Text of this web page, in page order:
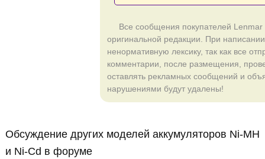
Все сообщения покупателей
оригинальной редакции. При
ненормативную лексику, так как все
комментарии, после размещения,
оставлять рекламных сообщений и
нарушениями будут удалены!
Обсуждение других моделей аккумуляторов Ni-MH
и Ni-Cd в форуме